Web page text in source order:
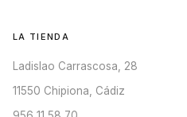
LA TIENDA
Ladislao Carrascosa, 28
11550 Chipiona, Cádiz